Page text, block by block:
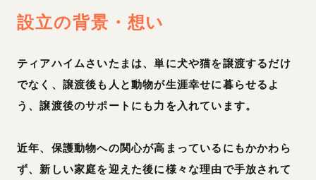
設立の背景・想い
ティアハイムさいたまは、単に犬や猫を譲渡するだけ
でなく、譲渡後も人と動物が生涯幸せに暮らせるよ
う、譲渡後のサポートにも力を入れています。
近年、保護動物への関心が高まっているにもかかわら
ず、新しい家庭を迎えた後に様々な理由で手放されて